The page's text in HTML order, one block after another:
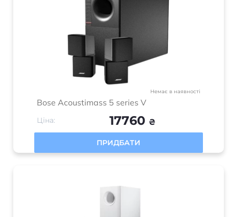
Немає в наявності
Bose Acoustimass 5 series V
Ціна: 17760 ₴
ПРИДБАТИ